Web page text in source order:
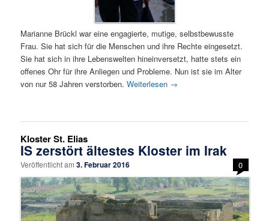
Marianne Brückl war eine engagierte, mutige, selbstbewusste
Frau. Sie hat sich für die Menschen und ihre Rechte eingesetzt.
Sie hat sich in ihre Lebenswelten hineinversetzt, hatte stets ein
offenes Ohr für ihre Anliegen und Probleme. Nun ist sie im Alter
von nur 58 Jahren verstorben.Weiterlesen →
Kloster St. Elias
IS zerstört ältestes Kloster im Irak
Veröffentlicht am3. Februar 2016 0